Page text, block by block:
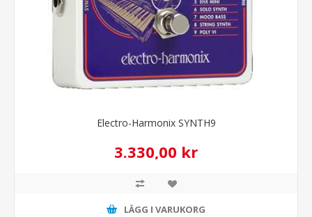
Electro-Harmonix SYNTH9
3.330,00 kr
LÄGG I VARUKORG